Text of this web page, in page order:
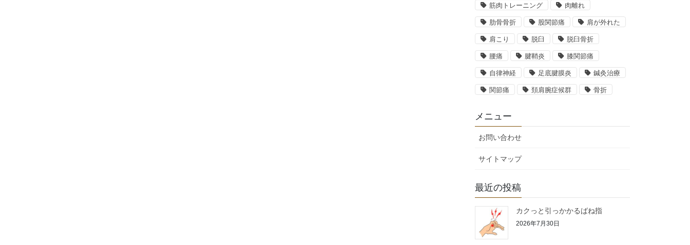
筋肉トレーニング 肉離れ
肋骨骨折 股関節痛 肩が外れた
肩こり 脱臼 脱臼骨折
腰痛 腱鞘炎 膝関節痛
自律神経 足底腱膜炎 鍼灸治療
関節痛 頚肩腕症候群 骨折
メニュー
お問い合わせ
サイトマップ
最近の投稿
カクっと引っかかるばね指
2026年7月30日